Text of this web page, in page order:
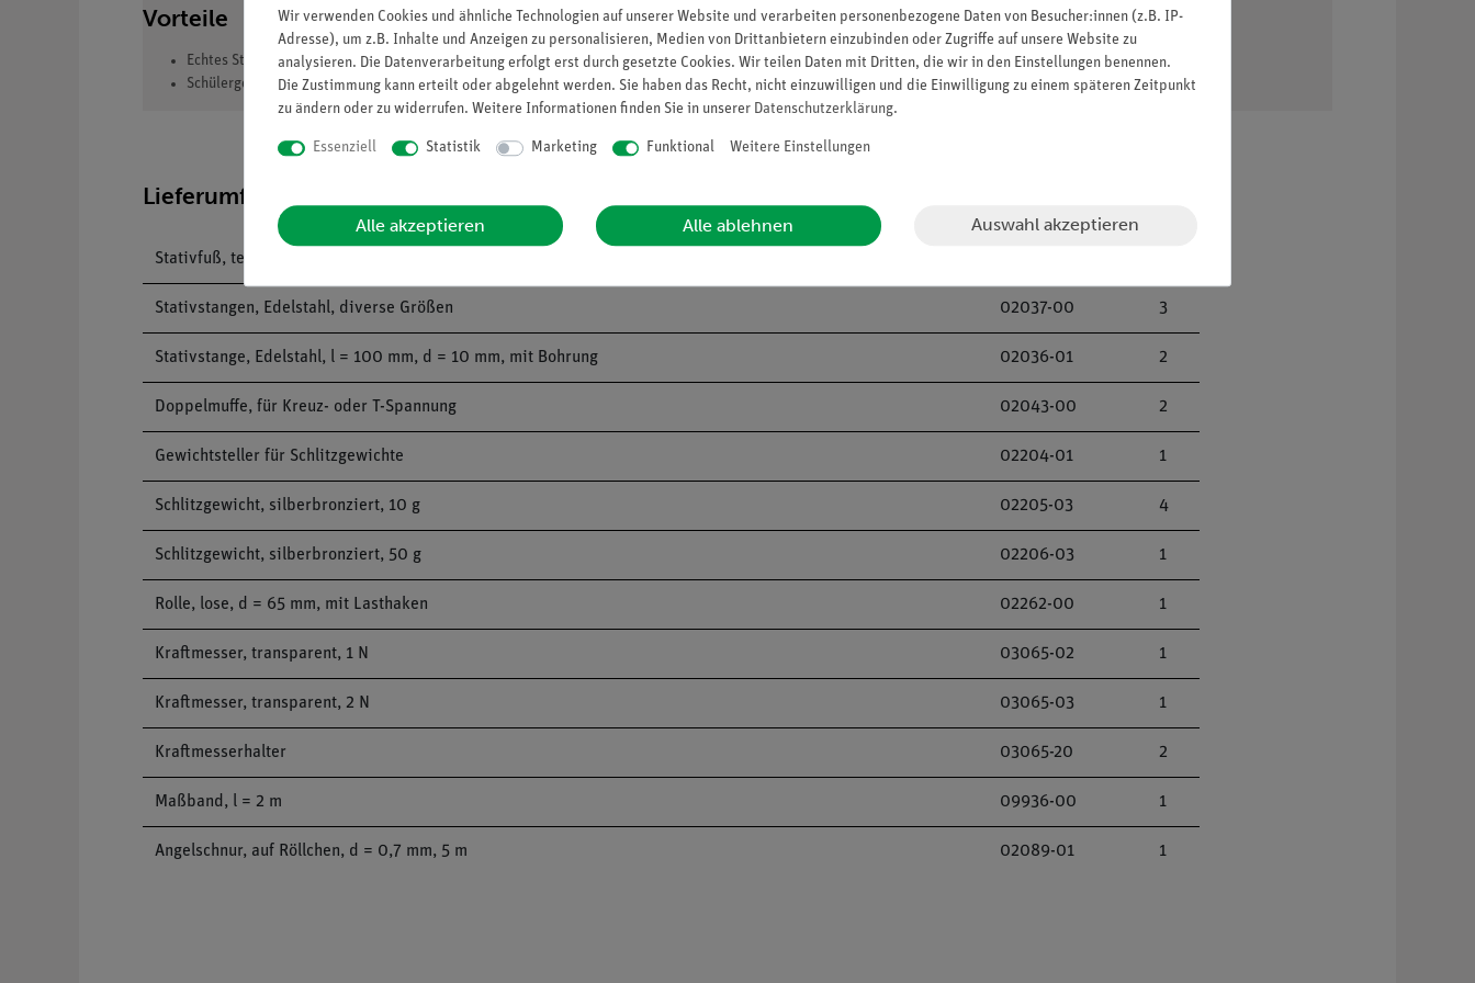
Vorteile
Echtes Stativmaterial für besonders stabilen und damit sicheren Aufbau
Schülergerechte Anleitungen inklusive Protokollfragen
Lieferumfang
Stativfuß, teilbar, für 2 Stangen
Stativstangen, Edelstahl, diverse Größen 02037-00 3
Stativstange, Edelstahl, l = 100 mm, d = 10 mm, mit Bohrung 02036-01 2
Doppelmuffe, für Kreuz- oder T-Spannung 02043-00 2
Gewichtsteller für Schlitzgewichte 02204-01 1
Schlitzgewicht, silberbronziert, 10 g 02205-03 4
Schlitzgewicht, silberbronziert, 50 g 02206-03 1
Rolle, lose, d = 65 mm, mit Lasthaken 02262-00 1
Kraftmesser, transparent, 1 N 03065-02 1
Kraftmesser, transparent, 2 N 03065-03 1
Kraftmesserhalter 03065-20 2
Maßband, l = 2 m 09936-00 1
Angelschnur, auf Röllchen, d = 0,7 mm, 5 m 02089-01 1
Wir verwenden Cookies und ähnliche Technologien auf unserer Website und verarbeiten personenbezogene Daten von Besucher:innen (z.B. IP-
Adresse), um z.B. Inhalte und Anzeigen zu personalisieren, Medien von Drittanbietern einzubinden oder Zugriffe auf unsere Website zu
analysieren. Die Datenverarbeitung erfolgt erst durch gesetzte Cookies. Wir teilen Daten mit Dritten, die wir in den Einstellungen benennen.
Die Zustimmung kann erteilt oder abgelehnt werden. Sie haben das Recht, nicht einzuwilligen und die Einwilligung zu einem späteren Zeitpunkt
zu ändern oder zu widerrufen. Weitere Informationen finden Sie in unserer Daten­schutz­erklärung.
Essenziell Statistik Marketing Funktional Weitere Einstellungen
Alle akzeptieren Alle ablehnen Auswahl akzeptieren